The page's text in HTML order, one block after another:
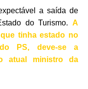
a saída de
do Turismo. A
tinha estado no
PS, deve-se a
atual ministro da